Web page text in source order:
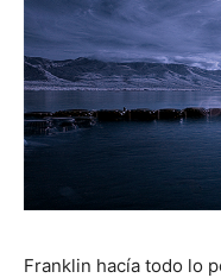
Franklin hacía todo lo